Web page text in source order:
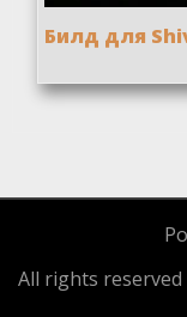
Билд для
All rights